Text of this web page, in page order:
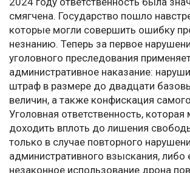
смягчена. Государство пошло
которые могли совершить ошибку
незнанию. Теперь за первое
уголовного преследования
административное наказание:
штраф в размере до двадцати
величин, а также конфискация
Уголовная ответственность,
доходить вплоть до лишения
только в случае повторного
административного взыскания, либо
незаконное использование дрона